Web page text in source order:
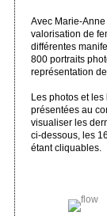
Avec Marie-
valorisation de
différentes
800 portraits
représentation
Les photos et
présentées au
visualiser les
ci-dessous, les
étant cliquables.